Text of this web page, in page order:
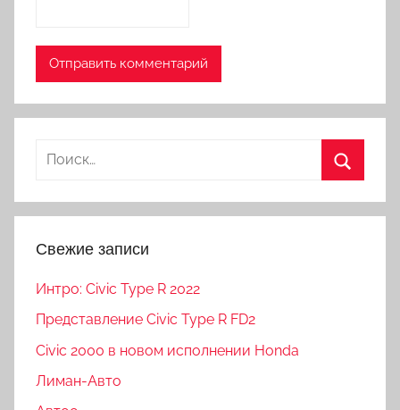
Свежие записи
Интро: Civic Type R 2022
Представление Civic Type R FD2
Civic 2000 в новом исполнении Honda
Лиман-Авто